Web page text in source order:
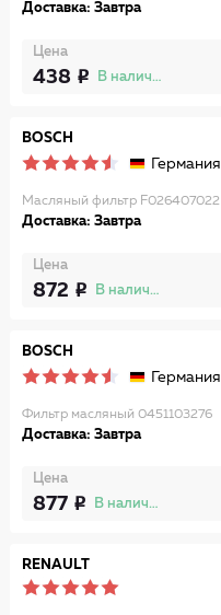
Доставка: Завтра
Цена
438 В наличии
BOSCH
Германия
Масляный фильтр F026407022
Доставка: Завтра
Цена
872 В наличии
BOSCH
Германия
Фильтр масляный 0451103276
Доставка: Завтра
Цена
877 В наличии
RENAULT